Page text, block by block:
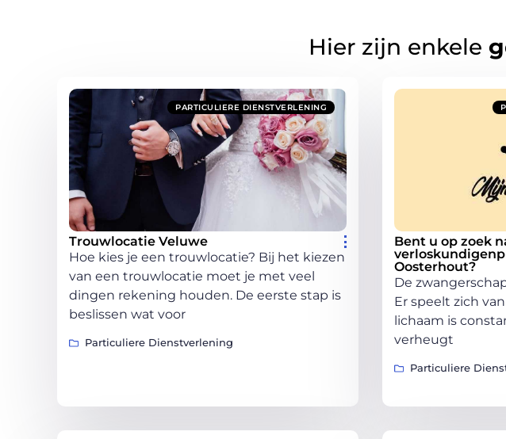
Hier zijn enkele
PARTICULIERE DIENSTVERLENING
Trouwlocatie Veluwe
Hoe kies je een trouwlocatie? Bij het kiezen
van een trouwlocatie moet je met veel
dingen rekening houden. De eerste stap is
beslissen wat voor
Particuliere Dienstverlening
Bent u op zoek
Oosterhout?
De
Er speelt zich
lichaam is
verheugt
Particuliere